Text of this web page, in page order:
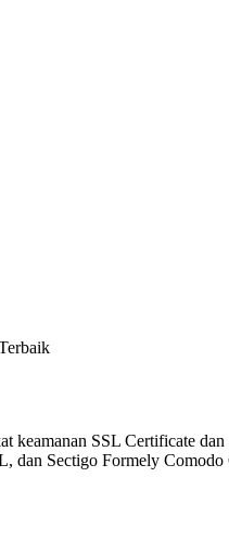
keamanan SSL Certificate
dan Sectigo Formely Comodo